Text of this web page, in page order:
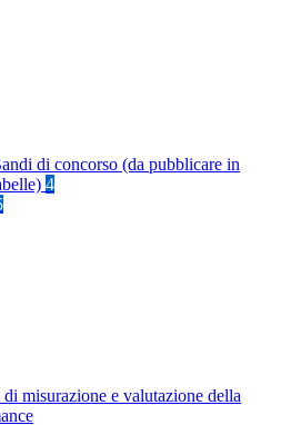
di concorso (da pubblicare in
4
di misurazione e valutazione della